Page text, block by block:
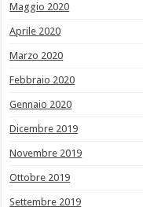
Maggio 2020
Aprile 2020
Marzo 2020
Febbraio 2020
Gennaio 2020
Dicembre 2019
Novembre 2019
Ottobre 2019
Settembre 2019